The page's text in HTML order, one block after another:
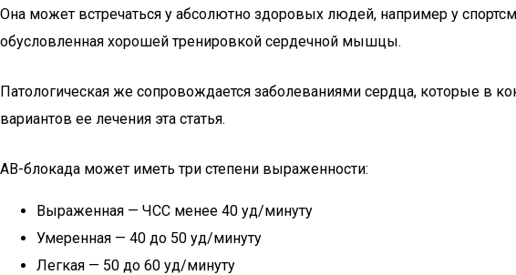
Она может встречаться у абсолютно здоровых людей, например у
обусловленная хорошей тренировкой сердечной мышцы.
Патологическая же сопровождается заболеваниями сердца, которые в
вариантов ее лечения эта статья.
АВ-блокада может иметь три степени выраженности:
Выраженная — ЧСС менее 40 уд/минуту
Умеренная — 40 до 50 уд/минуту
Легкая — 50 до 60 уд/минуту